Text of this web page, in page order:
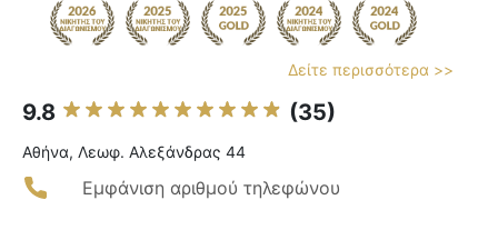
Δείτε περισσότερα >>
9.8 (35)
Αθήνα, Λεωφ. Αλεξάνδρας 44
Εμφάνιση αριθμού τηλεφώνου